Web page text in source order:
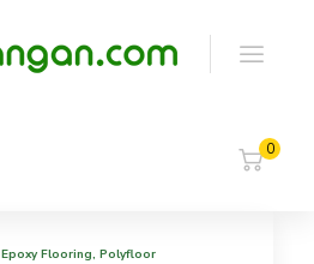
0
Epoxy Flooring, Polyfloor